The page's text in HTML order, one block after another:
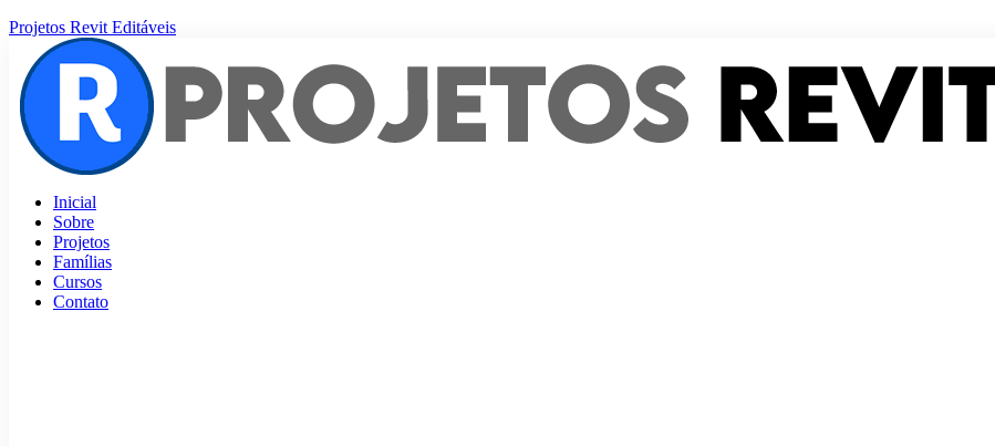
Projetos Revit Editáveis
Inicial
Sobre
Projetos
Famílias
Cursos
Contato